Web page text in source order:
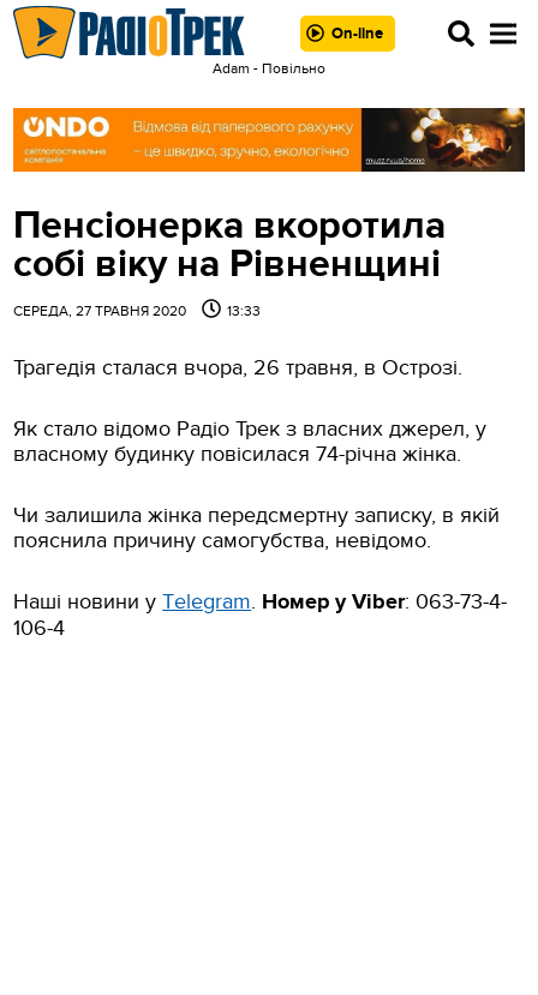
On-line
Adam - Повільно
Пенсіонерка вкоротила
собі віку на Рівненщині
СЕРЕДА, 27 ТРАВНЯ 2020 13:33
Трагедія сталася вчора, 26 травня, в Острозі.
Як стало відомо Радіо Трек з власних джерел, у
власному будинку повісилася 74-річна жінка.
Чи залишила жінка передсмертну записку, в якій
пояснила причину самогубства, невідомо.
Наші новини уТelegram. Номер уViber: 063-73-4-
106-4